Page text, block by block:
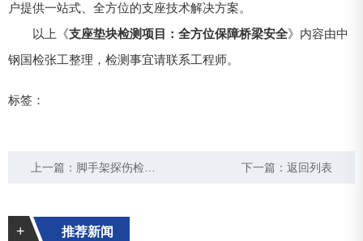
户提供一站式、全方位的支座技术解决方案。
以上《支座垫块检测项目：全方位保障桥梁安全》内容由中
钢国检张工整理，检测事宜请联系工程师。
标签：
上一篇： 脚手架探伤检测方法及中钢国检专业服务 下一篇： 返回列表
+ 推荐新闻